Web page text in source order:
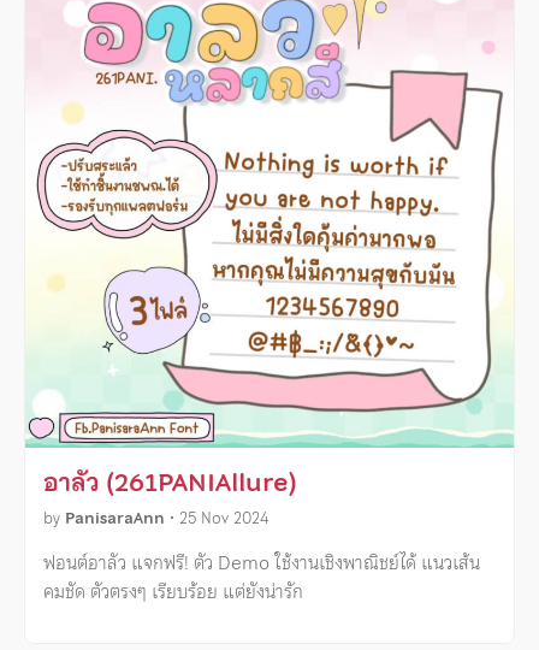
อาลัว (261PANIAllure)
by PanisaraAnn • 25 Nov 2024
ฟอนต์อาลัว แจกฟรี! ตัว Demo ใช้งานเชิงพาณิชย์ได้ แนวเส้น
คมชัด ตัวตรงๆ เรียบร้อย แต่ยังน่ารัก